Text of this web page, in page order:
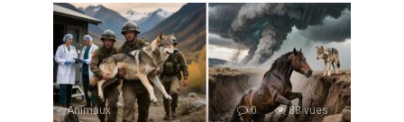
Animaux 0 88 vues